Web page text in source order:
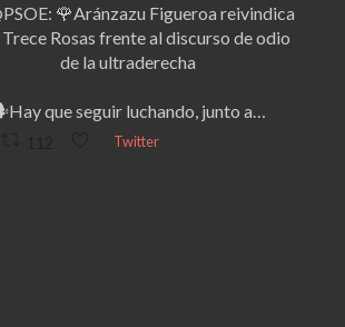
🌹Aránzazu Figueroa reivindica
Trece Rosas frente al discurso de odio
de la ultraderecha
que seguir luchando, junto a…
Twitter